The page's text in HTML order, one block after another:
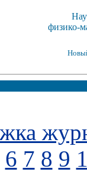
физико-
6 7 8 9